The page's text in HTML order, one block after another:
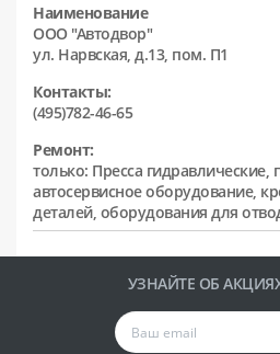
Наименование
ООО "Автодвор"
ул. Нарвская, д.13, пом. П1
Контакты:
(495)782-46-65
Ремонт:
только: Пресса гидравлические,
автосервисное оборудование,
деталей, оборудования для
УЗНАЙТЕ ОБ